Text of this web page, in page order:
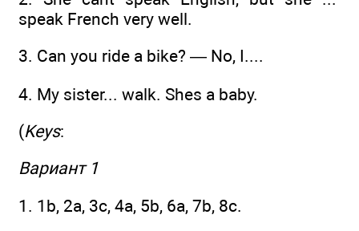
speak French very well.
3. Can you ride a bike? — No, I....
4. My sister... walk. Shes a baby.
(Keys:
Вариант 1
1. 1b, 2a, 3c, 4a, 5b, 6a, 7b, 8c.